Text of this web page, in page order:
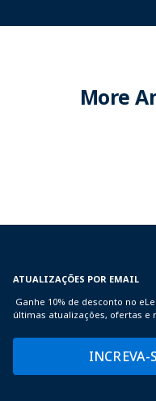
More
ATUALIZAÇÕES POR EMAIL
Ganhe 10% de desconto no
últimas atualizações, ofertas e
INCREVA-